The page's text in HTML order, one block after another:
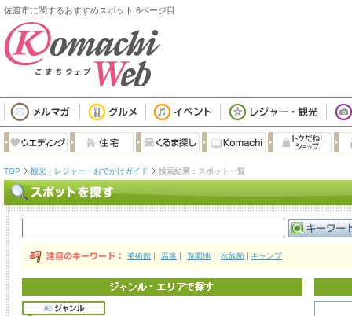
佐渡市に関するおすすめスポット 6ページ目
TOP 観光・レジャー・おでかけガイド 検索結果：スポット一覧
美術館 温泉 遊園地 水族館 キャンプ